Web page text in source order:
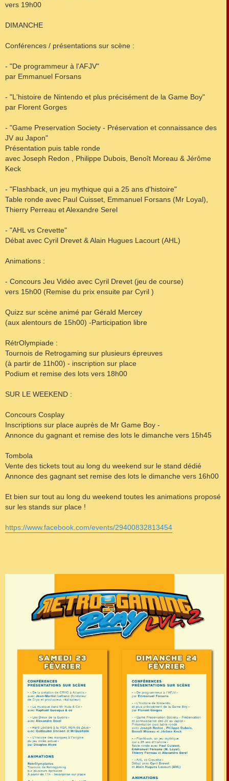
vers 19h00
DIMANCHE
Conférences / présentations sur scène :
- "De programmeur à l'AFJV"
par Emmanuel Forsans
- "L'histoire de Nintendo et plus précisément de la Game Boy"
par Florent Gorges
- "Game Preservation Society - Préservation et connaissance des
JV au Japon"
Présentation puis table ronde
avec Joseph Redon , Philippe Dubois, Benoît Moreau & Jérôme
Keck
- "Flashback, un jeu mythique qui a 25 ans d'histoire"
Table ronde avec Paul Cuisset, Emmanuel Forsans (Mr Loyal),
Thierry Perreau et Alexandre Serel
- "AHL vs Crevette"
Débat avec Cyril Drevet & Alain Hugues Lacourt (AHL)
Animations :
- Concours Jeu Vidéo avec Cyril Drevet (jeu de course)
vers 15h00 (Remise du prix ensuite par Cyril )
Quizz sur scène animé par Gérald Mercey
(aux alentours de 15h00) -Participation libre
RétrOlympiade :
Tournois de Retrogaming sur plusieurs épreuves
(à partir de 11h00) - inscription sur place
Podium et remise des lots vers 18h00
SUR LE WEEKEND :
Concours Cosplay
Inscriptions sur place auprès de Mr Game Boy -
Annonce du gagnant et remise des lots le dimanche vers 15h45
Tombola
Vente des tickets tout au long du weekend sur le stand dédié
Annonce des gagnant set remise des lots le dimanche vers 16h00
Et bien sur tout au long du weekend toutes les animations proposé
sur les stands sur place !
https://www.facebook.com/events/29400832813454